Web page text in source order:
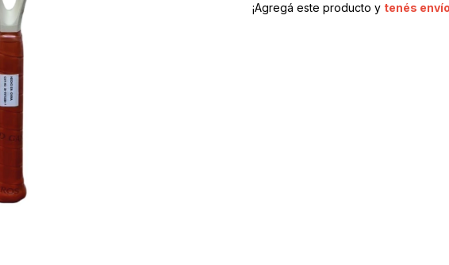
¡Agregá este producto y tenés